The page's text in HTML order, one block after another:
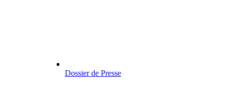
Dossier de Presse